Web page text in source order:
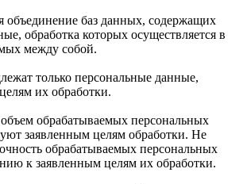
объединение баз данных, содержащих
обработка которых осуществляется в
между собой.
только персональные данные,
их обработки.
обрабатываемых персональных
заявленным целям обработки. Не
обрабатываемых персональных
к заявленным целям их обработки.